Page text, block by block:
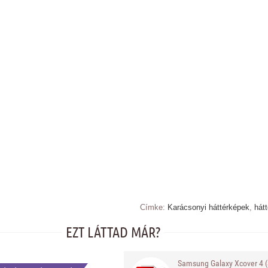
Címke: Karácsonyi háttérképek,
EZT LÁTTAD MÁR?
Samsung Galaxy Xcover 4